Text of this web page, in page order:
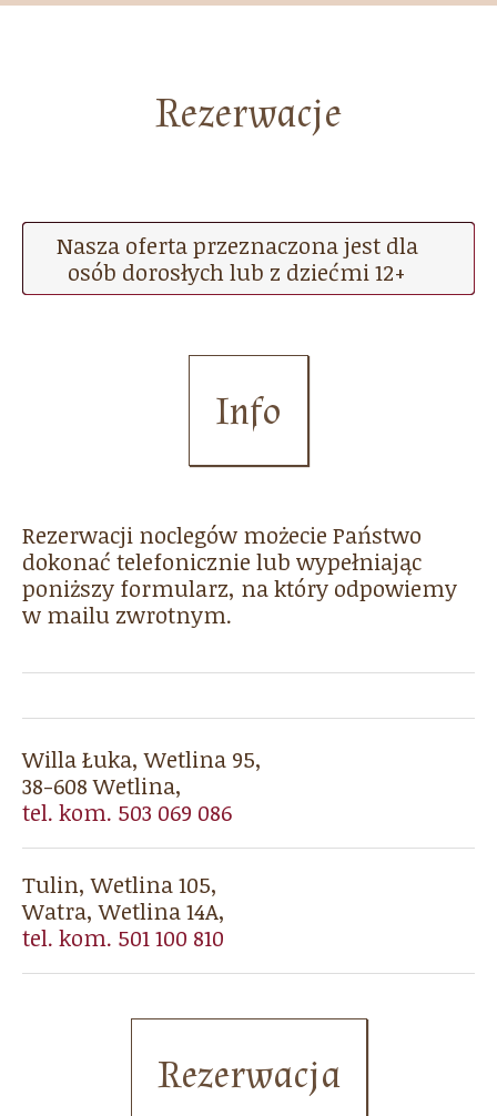
Rezerwacje
Nasza oferta przeznaczona jest dla
osób dorosłych lub z dziećmi 12+
Info
Rezerwacji noclegów możecie Państwo
dokonać telefonicznie lub wypełniając
poniższy formularz, na który odpowiemy
w mailu zwrotnym.
Willa Łuka, Wetlina 95,
38-608 Wetlina,
tel. kom. 503 069 086
Tulin, Wetlina 105,
Watra, Wetlina 14A,
tel. kom. 501 100 810
Rezerwacja